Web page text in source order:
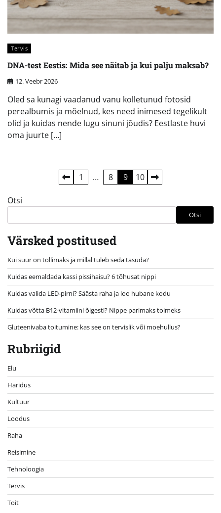
Tervis
DNA-test Eestis: Mida see näitab ja kui palju maksab?
12. Veebr 2026
Oled sa kunagi vaadanud vanu kolletunud fotosid
perealbumis ja mõelnud, kes need inimesed tegelikult
olid ja kuidas nende lugu sinuni jõudis? Eestlaste huvi
oma juurte […]
Postituste
leheküljendus
1 … 8 9 10
Otsi
Otsi
Värsked postitused
Kui suur on tollimaks ja millal tuleb seda tasuda?
Kuidas eemaldada kassi pissihaisu? 6 tõhusat nippi
Kuidas valida LED-pirni? Säästa raha ja loo hubane kodu
Kuidas võtta B12-vitamiini õigesti? Nippe parimaks toimeks
Gluteenivaba toitumine: kas see on tervislik või moehullus?
Rubriigid
Elu
Haridus
Kultuur
Loodus
Raha
Reisimine
Tehnoloogia
Tervis
Toit